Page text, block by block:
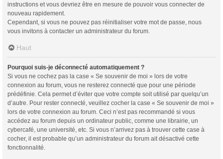
instructions et vous devriez être en mesure de pouvoir vous connecter de
nouveau rapidement.
Cependant, si vous ne pouvez pas réinitialiser votre mot de passe, nous
vous invitons à contacter un administrateur du forum.
Haut
Pourquoi suis-je déconnecté automatiquement ?
Si vous ne cochez pas la case « Se souvenir de moi » lors de votre
connexion au forum, vous ne resterez connecté que pour une période
prédéfinie. Cela permet d’éviter que votre compte soit utilisé par quelqu’un
d’autre. Pour rester connecté, veuillez cocher la case « Se souvenir de moi »
lors de votre connexion au forum. Ceci n’est pas recommandé si vous
accédez au forum depuis un ordinateur public, comme une librairie, un
cybercafé, une université, etc. Si vous n’arrivez pas à trouver cette case à
cocher, il est probable qu’un administrateur du forum ait désactivé cette
fonctionnalité.